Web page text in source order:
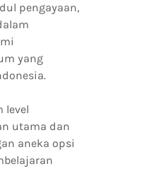
pengayaan,
yang
level
utama dan
aneka opsi